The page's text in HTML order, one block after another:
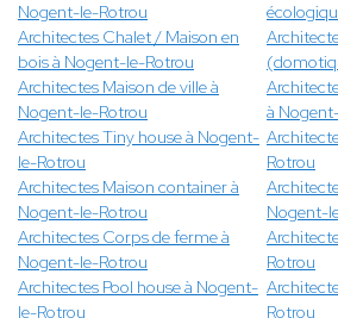
Nogent-le-Rotrou
Architectes Chalet / Maison en
bois à Nogent-le-Rotrou
Architectes Maison de ville à
Nogent-le-Rotrou
à
Architectes Tiny house à Nogent-
le-Rotrou
Rotrou
Architectes Maison container à
Nogent-le-Rotrou
Nogent-
Architectes Corps de ferme à
Nogent-le-Rotrou
Rotrou
Architectes Pool house à Nogent-
le-Rotrou
Rotrou